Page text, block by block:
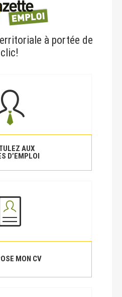
à portée de
clic!
AUX
D’EMPLOI
MON CV